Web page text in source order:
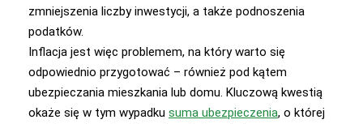
zmniejszenia liczby inwestycji, a także podnoszenia
podatków.
Inflacja jest więc problemem, na który warto się
odpowiednio przygotować – również pod kątem
ubezpieczania mieszkania lub domu. Kluczową kwestią
okaże się w tym wypadku suma ubezpieczenia, o której